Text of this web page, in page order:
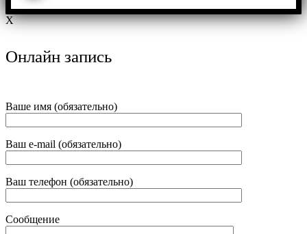
X
Онлайн запись
Ваше имя (обязательно)
Ваш e-mail (обязательно)
Ваш телефон (обязательно)
Сообщение